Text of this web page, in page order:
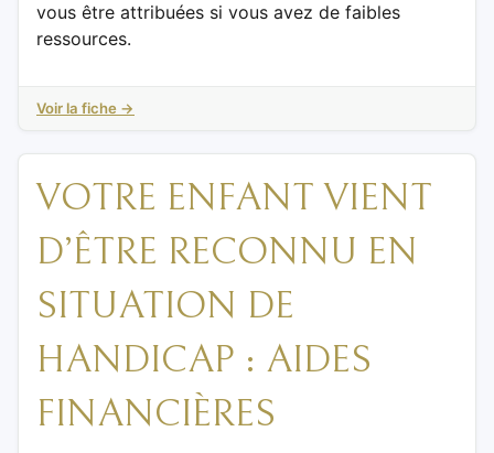
vous être attribuées si vous avez de faibles
ressources.
Voir la fiche →
VOTRE ENFANT VIENT
D’ÊTRE RECONNU EN
SITUATION DE
HANDICAP : AIDES
FINANCIÈRES